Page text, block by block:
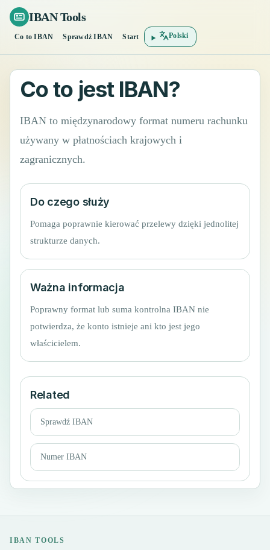
IBAN Tools
Co to IBAN Sprawdź IBAN Start Polski
Co to jest IBAN?
IBAN to międzynarodowy format numeru rachunku
używany w płatnościach krajowych i
zagranicznych.
Do czego służy
Pomaga poprawnie kierować przelewy dzięki jednolitej
strukturze danych.
Ważna informacja
Poprawny format lub suma kontrolna IBAN nie
potwierdza, że konto istnieje ani kto jest jego
właścicielem.
Related
Sprawdź IBAN
Numer IBAN
IBAN TOOLS